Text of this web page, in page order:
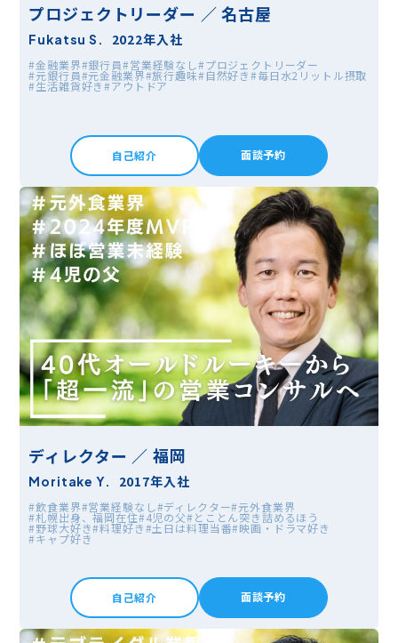
プロジェクトリーダー ／ 名古屋
Fukatsu S. 2022年入社
#金融業界#銀行員#営業経験なし#プロジェクトリーダー
#元銀行員#元金融業界#旅行趣味#自然好き#毎日水2リットル摂取
#生活雑貨好き#アウトドア
自己紹介 面談予約
ディレクター ／ 福岡
Moritake Y. 2017年入社
#飲食業界#営業経験なし#ディレクター#元外食業界
#札幌出身、福岡在住#4児の父#とことん突き詰めるほう
#野球大好き#料理好き#土日は料理当番#映画・ドラマ好き
#キャプ好き
自己紹介 面談予約